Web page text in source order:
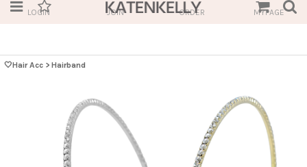
LOGIN JOIN ORDER MYPAGE
🤍Hair Acc > Hairband